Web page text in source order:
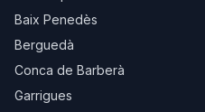
Baix Penedès
Berguedà
Conca de Barberà
Garrigues